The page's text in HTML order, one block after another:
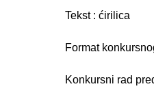
Tekst : ćirilica
Format
Konkursni rad